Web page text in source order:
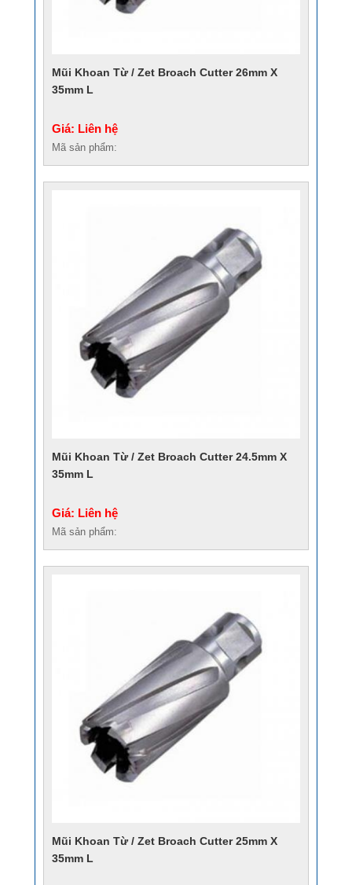
Mũi Khoan Từ / Zet Broach Cutter 26mm X
35mm L
Giá: Liên hệ
Mã sản phẩm:
Mũi Khoan Từ / Zet Broach Cutter 24.5mm X
35mm L
Giá: Liên hệ
Mã sản phẩm:
Mũi Khoan Từ / Zet Broach Cutter 25mm X
35mm L